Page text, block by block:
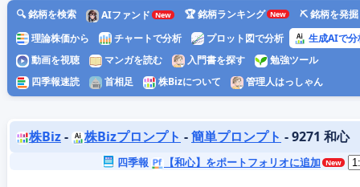
🔍 銘柄を検索 AIファンド 🏆 銘柄ランキング
⛏️ 銘柄を発掘
理論株価から
チャートで分析 プロット図で分析
生成AIで分
動画を視聴
マンガを読む 入門書を探す
勉強ツール
四季報速読
首相足 株Bizについて 管理人はっしゃん
株Biz- 株Bizプロンプト -簡単プロンプト - 9271 和心
四季報 【和心】をポートフォリオに追加